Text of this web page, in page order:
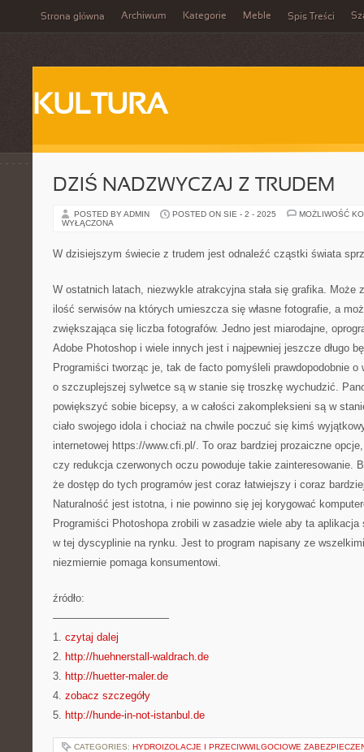
Strona główna Archiwum Kategorie Meble Spis Treści
KULTURA
DZIŚ NADZWYCZAJ Z TRUDEM
POSTED BY ADMIN POSTED ON SIE - 2 - 2025
MOŻLIWOŚĆ
WYŁĄCZONA
W dzisiejszym świecie z trudem jest odnaleźć cząstki świata
W ostatnich latach, niezwykle atrakcyjna stała się grafika. Może
ilość serwisów na których umieszcza się własne fotografie, a
zwiększająca się liczba fotografów. Jedno jest miarodajne,
Adobe Photoshop i wiele innych jest i najpewniej jeszcze długo
Programiści tworząc je, tak de facto pomyśleli prawdopodobnie
o szczuplejszej sylwetce są w stanie się troszkę wychudzić.
powiększyć sobie bicepsy, a w całości zakompleksieni są w
ciało swojego idola i chociaż na chwile poczuć się kimś
internetowej https://www.cfi.pl/. To oraz bardziej prozaiczne
czy redukcja czerwonych oczu powoduje takie zainteresowanie.
że dostęp do tych programów jest coraz łatwiejszy i coraz
Naturalność jest istotna, i nie powinno się jej korygować
Programiści Photoshopa zrobili w zasadzie wiele aby ta aplikacja
w tej dyscyplinie na rynku. Jest to program napisany ze
niezmiernie pomaga konsumentowi.
źródło:
———————————
1. czytaj dalej
2. http://huehnerstall-waldrach.de
3. http://huetter-maler.de
4. zobacz szczegóły
5. http://hunde-in-not-istanbul.de
CATEGORIES: HYDROIZOLACJE I PRZECIWWILGOCIOWE